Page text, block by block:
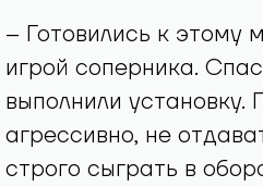
– Готовились к этому
игрой соперника.
выполнили
агрессивно, не
строго сыграть в